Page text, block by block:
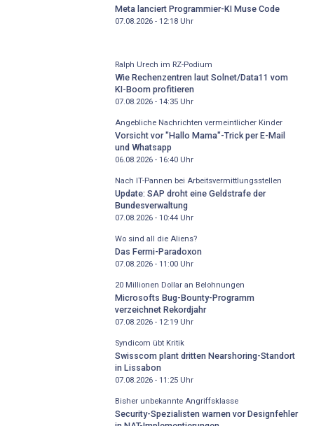
Meta lanciert Programmier-KI Muse Code
07.08.2026 - 12:18Uhr
Ralph Urech im RZ-Podium
Wie Rechenzentren laut Solnet/Data11 vom
KI-Boom profitieren
07.08.2026 - 14:35Uhr
Angebliche Nachrichten vermeintlicher Kinder
Vorsicht vor "Hallo Mama"-Trick per E-Mail
und Whatsapp
06.08.2026 - 16:40Uhr
Nach IT-Pannen bei Arbeitsvermittlungsstellen
Update: SAP droht eine Geldstrafe der
Bundesverwaltung
07.08.2026 - 10:44Uhr
Wo sind all die Aliens?
Das Fermi-Paradoxon
07.08.2026 - 11:00Uhr
20 Millionen Dollar an Belohnungen
Microsofts Bug-Bounty-Programm
verzeichnet Rekordjahr
07.08.2026 - 12:19Uhr
Syndicom übt Kritik
Swisscom plant dritten Nearshoring-Standort
in Lissabon
07.08.2026 - 11:25Uhr
Bisher unbekannte Angriffsklasse
Security-Spezialisten warnen vor Designfehler